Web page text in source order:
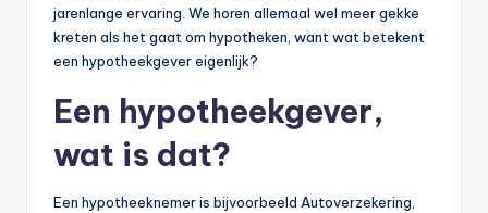
jarenlange ervaring. We horen allemaal wel meer gekke
kreten als het gaat om hypotheken, want wat betekent
een hypotheekgever eigenlijk?
Een hypotheekgever,
wat is dat?
Een hypotheeknemer is bijvoorbeeld Autoverzekering,